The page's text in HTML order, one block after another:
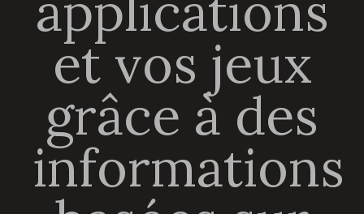
et vos jeux
grâce à des
informations